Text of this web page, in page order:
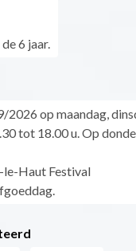
6 jaar.
op maandag,
tot 18.00 u. Op
le-Haut Festival